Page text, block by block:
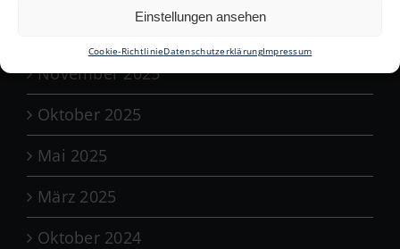
Einstellungen ansehen
Cookie-RichtlinieDatenschutzerklärungImpressum
November 2025
Oktober 2025
Mai 2025
März 2025
Oktober 2024